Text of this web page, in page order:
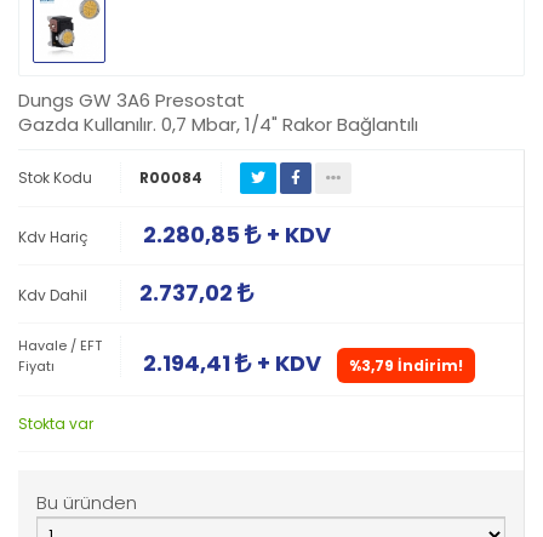
Dungs GW 3A6 Presostat
Gazda Kullanılır. 0,7 Mbar, 1/4" Rakor Bağlantılı
Stok Kodu R00084
Kdv Hariç 2.280,85 + KDV
Kdv Dahil 2.737,02
Havale / EFT
Fiyatı
2.194,41 + KDV %3,79 İndirim!
Stokta var
Bu üründen